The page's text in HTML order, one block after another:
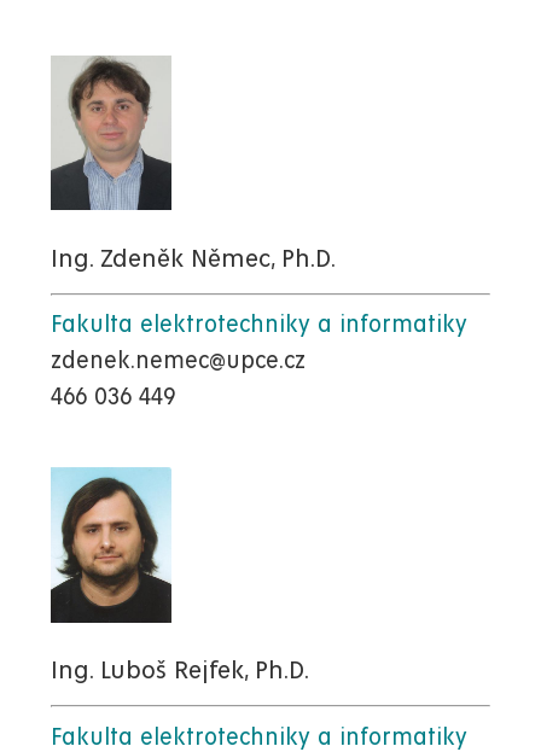
Ing. Zdeněk Němec, Ph.D.
Fakulta elektrotechniky a informatiky
zdenek.nemec@upce.cz
466 036 449
Ing. Luboš Rejfek, Ph.D.
Fakulta elektrotechniky a informatiky